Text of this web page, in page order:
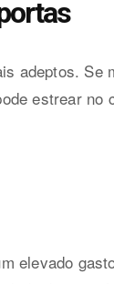
adeptos. Se
estrear
elevado